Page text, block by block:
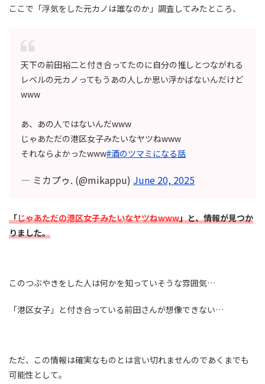
ここで「浮気をした元カノは誰なのか」調査してみたところ、
天下の前田裕二と付き合ってたのに自分の推しとつながれる
レベルの元カノってもうあの人しか思い浮かばないんだけど
www
あ、あの人ではないんだwww
じゃあただの港区女子みたいなヤツねwww
それならよかったwww#酒のツマミになる話
— ミカプゥ. (@mikappu) June 20, 2025
「じゃあただの港区女子みたいなヤツねwww」と、情報が見つか
りました。
このつぶやきをした人は何かを知っていそうな雰囲気…
「港区女子」と付き合っている前田さんが想像できない…
ただ、この情報は確実なものとは言い切れませんのであくまでも
可能性として。